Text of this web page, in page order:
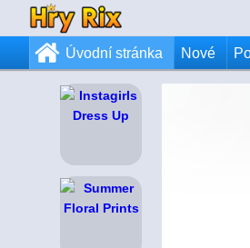
Úvodní stránka Nové